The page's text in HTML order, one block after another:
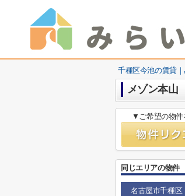
千種区今池の賃貸
メゾン本山
▼ご希望の物件
同じエリアの物件
名古屋市千種区